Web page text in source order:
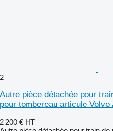
2
Autre pièce détachée pour
pour tombereau articulé Volvo
2 200 € HT